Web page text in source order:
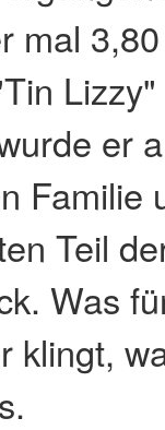
mal
er
Familie
Teil
Was
klingt,